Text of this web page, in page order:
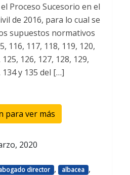
Proceso Sucesorio en el
de 2016, para lo cual se
supuestos normativos
116, 117, 118, 119, 120,
126, 127, 128, 129,
134 y 135 del […]
para ver más
2020
director , albacea ,